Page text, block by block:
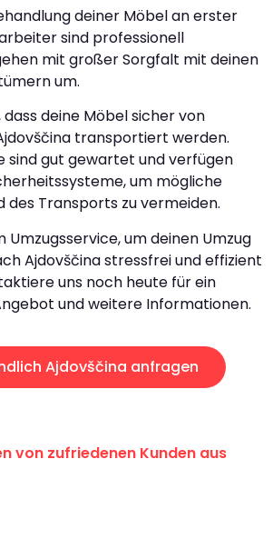
deiner Möbel an erster
sind professionell
mit großer Sorgfalt mit deinen
um.
deine Möbel sicher von
transportiert werden.
sind gut gewartet und verfügen
um mögliche
des Transports zu vermeiden.
Umzugsservice, um deinen Umzug
Ajdovščina stressfrei und effizient
uns noch heute für ein
und weitere Informationen.
Ajdovščina anfragen
von zufriedenen Kunden aus